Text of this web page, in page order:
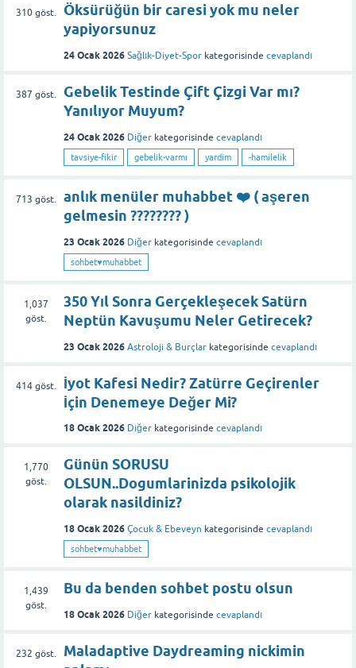
310göst.
Öksürüğün bir caresi yok mu neler
yapiyorsunuz
24 Ocak 2026 Sağlık-Diyet-Spor kategorisinde cevaplandı
387 göst.
Gebelik Testinde Çift Çizgi Var mı?
Yanılıyor Muyum?
24 Ocak 2026 Diğer kategorisinde cevaplandı
tavsiye-fikir gebelik-varmı yardim -hamilelik
713 göst.
anlık menüler muhabbet ❤️ ( aşeren
gelmesin ???????? )
23 Ocak 2026 Diğer kategorisinde cevaplandı
sohbet♥️muhabbet
1,037
göst.
350 Yıl Sonra Gerçekleşecek Satürn
Neptün Kavuşumu Neler Getirecek?
23 Ocak 2026 Astroloji & Burçlar kategorisinde cevaplandı
414göst.
İyot Kafesi Nedir? Zatürre Geçirenler
İçin Denemeye Değer Mi?
18 Ocak 2026 Diğer kategorisinde cevaplandı
1,770
göst.
Günün SORUSU
OLSUN..Dogumlarinizda psikolojik
olarak nasildiniz?
18 Ocak 2026 Çocuk & Ebeveyn kategorisinde cevaplandı
sohbet♥️muhabbet
1,439
göst.
Bu da benden sohbet postu olsun
18 Ocak 2026 Diğer kategorisinde cevaplandı
232 göst.
Maladaptive Daydreaming nickimin